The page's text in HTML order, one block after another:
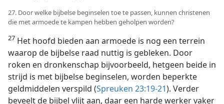
27. Door welke bijbelse beginselen toe te passen, kunnen christenen
die met armoede te kampen hebben geholpen worden?
27 Het hoofd bieden aan armoede is nog een terrein
waarop de bijbelse raad nuttig is gebleken. Door
roken en dronkenschap bijvoorbeeld, hetgeen beide in
strijd is met bijbelse beginselen, worden beperkte
geldmiddelen verspild (Spreuken 23:19-21). Verder
beveelt de bijbel vlijt aan, daar een harde werker vaker